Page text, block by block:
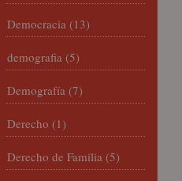
Democracia (13)
demografia (5)
Demografía (7)
Derecho (1)
Derecho de Familia (5)